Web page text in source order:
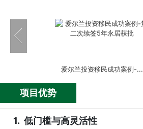
爱尔兰投资移民成功案例-...
项目优势
1. 低门槛与高灵活性